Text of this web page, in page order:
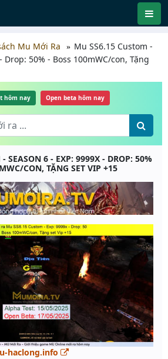
Mu Mới Ra
Mu SS6.15 Custom -
Drop: 50% - Boss 100mWC/con, Tặng
hôm nay Open beta hôm nay
SEASON 6 - EXP: 9999X - DROP: 50%
CON, TẶNG SET VIP +15
haclong.info